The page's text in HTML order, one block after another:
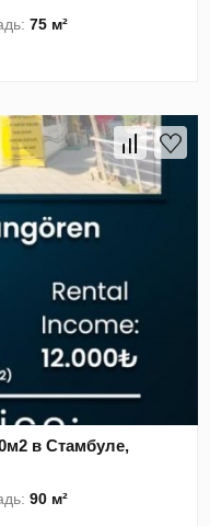
75 м²
в Стамбуле,
90 м²